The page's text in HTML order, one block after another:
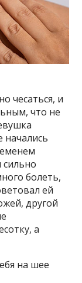
чесаться, и
что не
начались
болеть,
ей
другой
а
на шее